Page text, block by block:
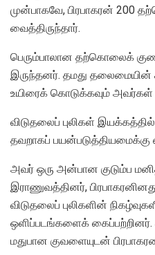
முன்பாகவே, பிரபாகரன் 200
வைத்திருந்தார்.
பெரும்பாலான தற்கொலைக்
இருந்தனர். தமது தலைமையின்
உயிரைக் கொடுக்கவும் அவர்கள்
விடுதலைப் புலிகள்
தவறாகப் பயன்படுத்தியமைக்கு
அவர் ஒரு அன்பான குடும்ப
இராணுவத்தினர்,
விடுதலைப் புலிகளின்
ஒளிப்படங்களைக் கைப்பற்றினர்.
மதுபான குவளையுடன்